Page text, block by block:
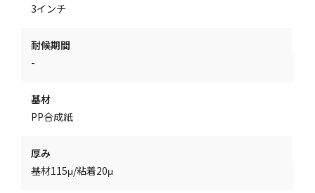
3インチ
耐候期間
-
基材
PP合成紙
厚み
基材115μ/粘着20μ